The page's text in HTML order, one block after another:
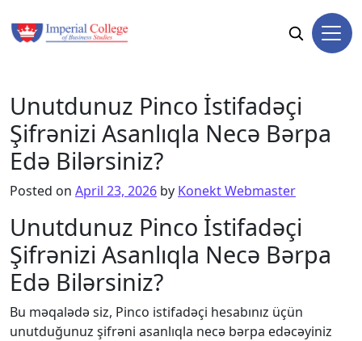
Unutdunuz Pinco İstifadəçi
Şifrənizi Asanlıqla Necə Bərpa
Edə Bilərsiniz?
Posted on April 23, 2026 by Konekt Webmaster
Unutdunuz Pinco İstifadəçi
Şifrənizi Asanlıqla Necə Bərpa
Edə Bilərsiniz?
Bu məqalədə siz, Pinco istifadəçi hesabınız üçün
unutduğunuz şifrəni asanlıqla necə bərpa edəcəyiniz